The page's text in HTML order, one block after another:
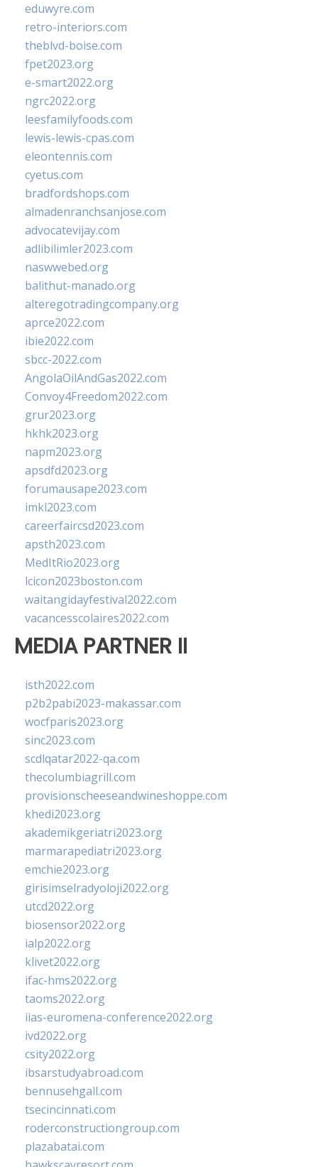
eduwyre.com
retro-interiors.com
theblvd-boise.com
fpet2023.org
e-smart2022.org
ngrc2022.org
leesfamilyfoods.com
lewis-lewis-cpas.com
eleontennis.com
cyetus.com
bradfordshops.com
almadenranchsanjose.com
advocatevijay.com
adlibilimler2023.com
naswwebed.org
balithut-manado.org
alteregotradingcompany.org
aprce2022.com
ibie2022.com
sbcc-2022.com
AngolaOilAndGas2022.com
Convoy4Freedom2022.com
grur2023.org
hkhk2023.org
napm2023.org
apsdfd2023.org
forumausape2023.com
imkl2023.com
careerfaircsd2023.com
apsth2023.com
MedItRio2023.org
lcicon2023boston.com
waitangidayfestival2022.com
vacancesscolaires2022.com
MEDIA PARTNER II
isth2022.com
p2b2pabi2023-makassar.com
wocfparis2023.org
sinc2023.com
scdlqatar2022-qa.com
thecolumbiagrill.com
provisionscheeseandwineshoppe.com
khedi2023.org
akademikgeriatri2023.org
marmarapediatri2023.org
emchie2023.org
girisimselradyoloji2022.org
utcd2022.org
biosensor2022.org
ialp2022.org
klivet2022.org
ifac-hms2022.org
taoms2022.org
iias-euromena-conference2022.org
ivd2022.org
csity2022.org
ibsarstudyabroad.com
bennusehgall.com
tsecincinnati.com
roderconstructiongroup.com
plazabatai.com